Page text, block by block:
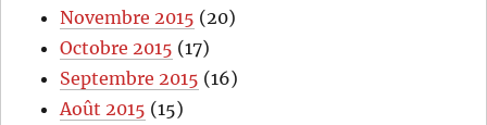
Novembre 2015 (20)
Octobre 2015 (17)
Septembre 2015 (16)
Août 2015 (15)